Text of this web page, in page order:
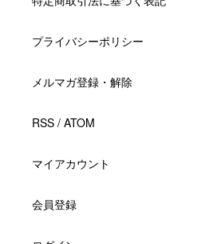
プライバシーポリシー
メルマガ登録・解除
RSS / ATOM
マイアカウント
会員登録